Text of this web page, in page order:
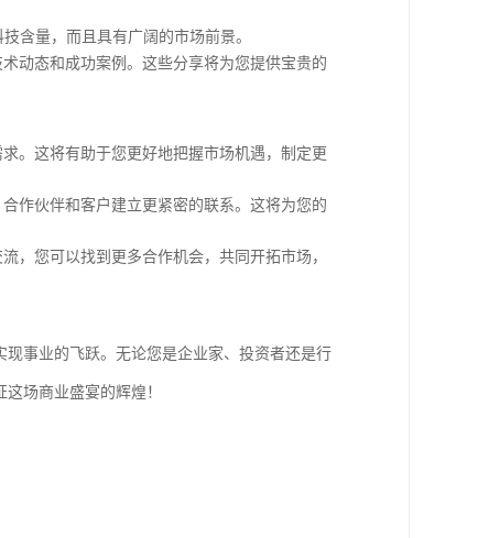
含量，而且具有广阔的市场前景。
动态和成功案例。这些分享将为您提供宝贵的
。这将有助于您更好地把握市场机遇，制定更
作伙伴和客户建立更紧密的联系。这将为您的
，您可以找到更多合作机会，共同开拓市场，
事业的飞跃。无论您是企业家、投资者还是行
场商业盛宴的辉煌！